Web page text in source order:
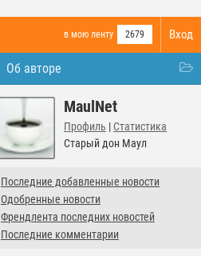
Вход
в мою ленту 2679
Об авторе
MaulNet
Профиль | Статистика
Старый дон Маул
Последние добавленные новости
Одобренные новости
Френдлента последних новостей
Последние комментарии